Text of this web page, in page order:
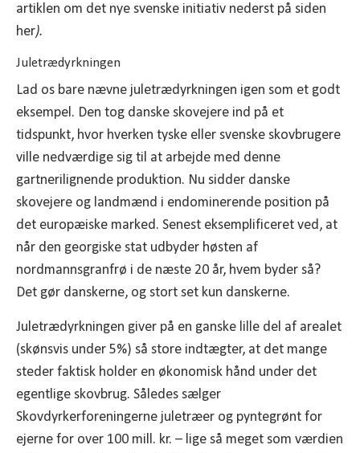
artiklen om det nye svenske initiativ nederst på siden
her).
Juletrædyrkningen
Lad os bare nævne juletrædyrkningen igen som et godt
eksempel. Den tog danske skovejere ind på et
tidspunkt, hvor hverken tyske eller svenske skovbrugere
ville nedværdige sig til at arbejde med denne
gartnerilignende produktion. Nu sidder danske
skovejere og landmænd i endominerende position på
det europæiske marked. Senest eksemplificeret ved, at
når den georgiske stat udbyder høsten af
nordmannsgranfrø i de næste 20 år, hvem byder så?
Det gør danskerne, og stort set kun danskerne.
Juletrædyrkningen giver på en ganske lille del af arealet
(skønsvis under 5%) så store indtægter, at det mange
steder faktisk holder en økonomisk hånd under det
egentlige skovbrug. Således sælger
Skovdyrkerforeningerne juletræer og pyntegrønt for
ejerne for over 100 mill. kr. – lige så meget som værdien